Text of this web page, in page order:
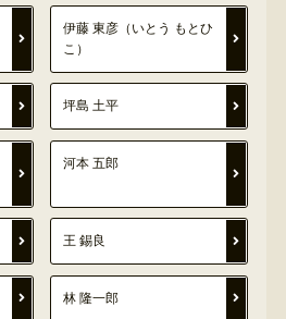
伊藤 東彦（いとう もとひ
こ）
坪島 土平
河本 五郎
王 錫良
林 隆一郎